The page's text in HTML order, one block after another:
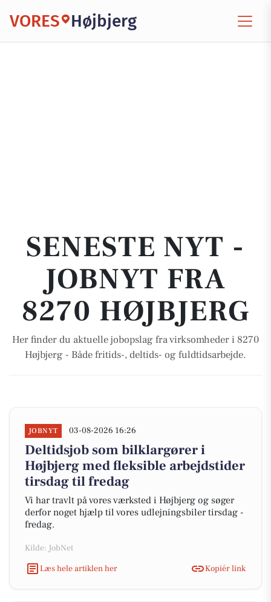
VORES Højbjerg
SENESTE NYT -
JOBNYT FRA
8270 HØJBJERG
Her finder du aktuelle jobopslag fra virksomheder i 8270
Højbjerg - Både fritids-, deltids- og fuldtidsarbejde.
JOBNYT 03-08-2026 16:26
Deltidsjob som bilklargører i
Højbjerg med fleksible arbejdstider
tirsdag til fredag
Vi har travlt på vores værksted i Højbjerg og søger
derfor noget hjælp til vores udlejningsbiler tirsdag -
fredag.
Kilde: JobNet
Læs hele artiklen her
Kopiér link